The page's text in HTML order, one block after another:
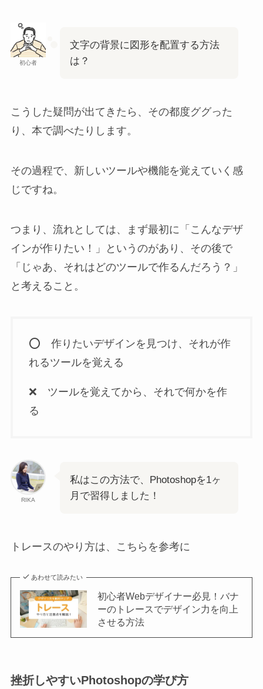
初心者
文字の背景に図形を配置する方法
は？
こうした疑問が出てきたら、その都度ググった
り、本で調べたりします。
その過程で、新しいツールや機能を覚えていく感
じですね。
つまり、流れとしては、まず最初に「こんなデザ
インが作りたい！」というのがあり、その後で
「じゃあ、それはどのツールで作るんだろう？」
と考えること。
⭕️ 作りたいデザインを見つけ、それが作
れるツールを覚える
❌ ツールを覚えてから、それで何かを作
る
RIKA
私はこの方法で、Photoshopを1ヶ
月で習得しました！
トレースのやり方は、こちらを参考に
あわせて読みたい
初心者Webデザイナー必見！バナ
ーのトレースでデザイン力を向上
させる方法
挫折しやすいPhotoshopの学び方